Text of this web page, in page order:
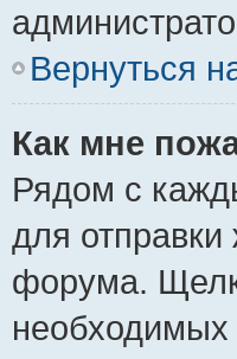
Вернуться
Как мне
Рядом с
для
форума.